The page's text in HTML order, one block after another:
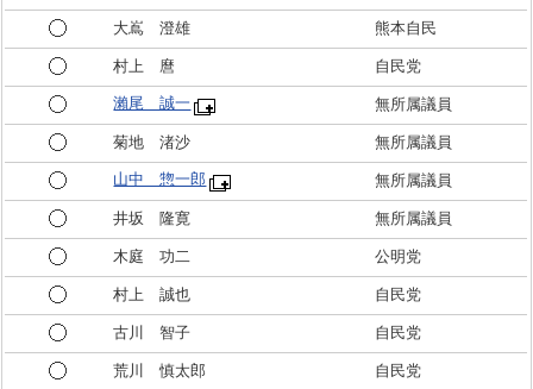
大嶌 澄雄 熊本自民
村上 麿 自民党
瀨尾 誠一 無所属議員
菊地 渚沙 無所属議員
山中 惣一郎 無所属議員
井坂 隆寛 無所属議員
木庭 功二 公明党
村上 誠也 自民党
古川 智子 自民党
荒川 慎太郎 自民党